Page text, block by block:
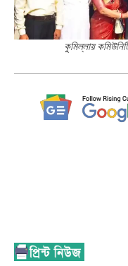
কুমিল্লায়